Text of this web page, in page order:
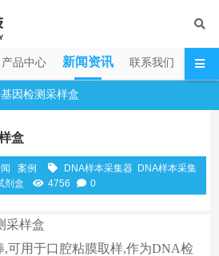
产品中心 新闻资讯 联系我们
因检测采样盒
盒
案例 DNA样本采集器 DNA样本采集
剂盒 4756 0
采样盒
,可用于口腔粘膜取样,作为DNA检